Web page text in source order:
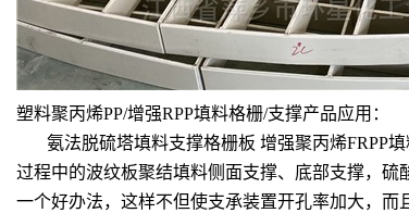
塑料聚丙烯PP/增强RPP填料格栅/支撑产品应用：
氨法脱硫塔填料支撑格栅板 增强聚丙烯FRPP填
过程中的波纹板聚结填料侧面支撑、底部支撑，
一个好办法，这样不但使支承装置开孔率加大，而